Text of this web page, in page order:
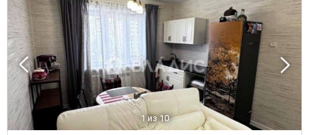
1 из 10